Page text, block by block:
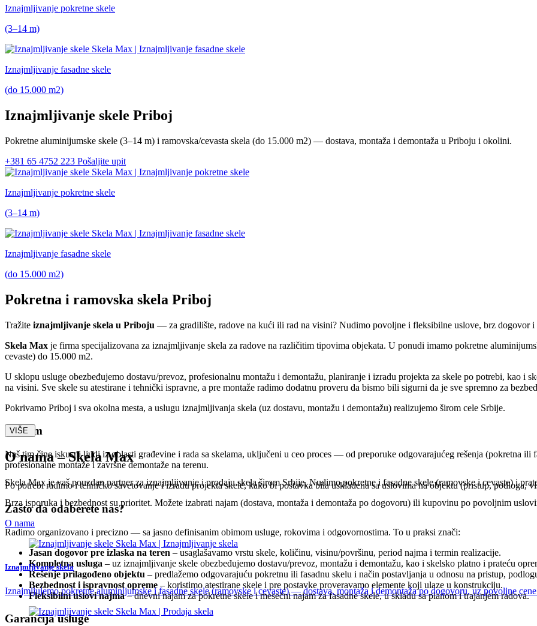
Iznajmljivanje pokretne skele
(3–14 m)
Iznajmljivanje fasadne skele
(do 15.000 m2)
Iznajmljivanje skele Priboj
Pokretne aluminijumske skele (3–14 m) i ramovska/cevasta skela (do 15.000 m2) — dostava, montaža i demontaža u Priboju i okolini.
+381 65 4752 223 Pošaljite upit
Iznajmljivanje pokretne skele
(3–14 m)
Iznajmljivanje fasadne skele
(do 15.000 m2)
Pokretna i ramovska skela Priboj
Tražite iznajmljivanje skela u Priboju — za gradilište, radove na kući ili rad na visini? Nudimo povoljne i fleksibilne uslove, brz dogovor i
Skela Max je firma specijalizovana za iznajmljivanje skela za radove na različitim tipovima objekata. U ponudi imamo pokretne
cevaste) do 15.000 m2.
U sklopu usluge obezbeđujemo dostavu/prevoz, profesionalnu montažu i demontažu, planiranje i izradu projekta za skele po potrebi, kao i
na visini. Sve skele su atestirane i tehnički ispravne, a pre montaže radimo dodatnu proveru da bismo bili sigurni da je sve spremno za
Pokrivamo Priboj i sva okolna mesta, a uslugu iznajmljivanja skela (uz dostavu, montažu i demontažu) realizujemo širom cele Srbije.
Naš tim
Naš tim čine iskusni ljudi iz oblasti građevine i rada sa skelama, uključeni u ceo proces — od preporuke odgovarajućeg rešenja (pokretna ili
profesionalne montaže i završne demontaže na terenu.
Po potrebi radimo i tehničko savetovanje i izradu projekta skele, kako bi postavka bila usklađena sa uslovima na objektu (pristup, podloga,
Zašto da odaberete nas?
Radimo organizovano i precizno — sa jasno definisanim obimom usluge, rokovima i odgovornostima. To u praksi znači:
Jasan dogovor pre izlaska na teren – usaglašavamo vrstu skele, količinu, visinu/površinu, period najma i termin realizacije.
Kompletna usluga – uz iznajmljivanje skele obezbeđujemo dostavu/prevoz, montažu i demontažu, kao i skelsko platno i prateću
Rešenje prilagođeno objektu – predlažemo odgovarajuću pokretnu ili fasadnu skelu i način postavljanja u odnosu na pristup,
Bezbednost i ispravnost opreme – koristimo atestirane skele i pre postavke proveravamo elemente koji ulaze u konstrukciju.
Fleksibilni uslovi najma– dnevni najam za pokretne skele i mesečni najam za fasadne skele, u skladu sa planom i trajanjem radova.
Garancija usluge
VIŠE
O nama – Skela Max
Skela Max je vaš pouzdan partner za iznajmljivanje i prodaju skela širom Srbije. Nudimo pokretne i fasadne skele (ramovske i cevaste) i
Brza isporuka i bezbednost su prioritet. Možete izabrati najam (dostava, montaža i demontaža po dogovoru) ili kupovinu po povoljnim
O nama
Iznajmljivanje skela
Iznajmljujemo pokretne aluminijumske i fasadne skele (ramovske i cevaste) — dostava, montaža i demontaža po dogovoru, uz povoljne